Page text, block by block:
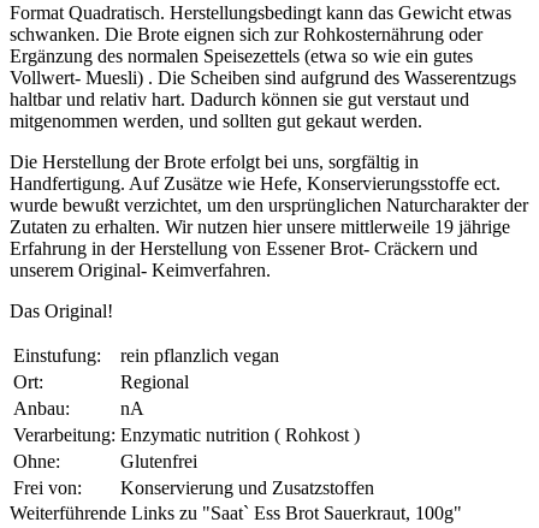
Format Quadratisch. Herstellungsbedingt kann das Gewicht etwas
schwanken. Die Brote eignen sich zur Rohkosternährung oder
Ergänzung des normalen Speisezettels (etwa so wie ein gutes
Vollwert- Muesli) . Die Scheiben sind aufgrund des Wasserentzugs
haltbar und relativ hart. Dadurch können sie gut verstaut und
mitgenommen werden, und sollten gut gekaut werden.
Die Herstellung der Brote erfolgt bei uns, sorgfältig in
Handfertigung. Auf Zusätze wie Hefe, Konservierungsstoffe ect.
wurde bewußt verzichtet, um den ursprünglichen Naturcharakter der
Zutaten zu erhalten. Wir nutzen hier unsere mittlerweile 19 jährige
Erfahrung in der Herstellung von Essener Brot- Cräckern und
unserem Original- Keimverfahren.
Das Original!
Einstufung:
rein pflanzlich vegan
Ort:
Regional
Anbau:
nA
Verarbeitung: Enzymatic nutrition ( Rohkost )
Ohne:
Glutenfrei
Frei von:
Konservierung und Zusatzstoffen
Weiterführende Links zu "Saat` Ess Brot Sauerkraut, 100g"